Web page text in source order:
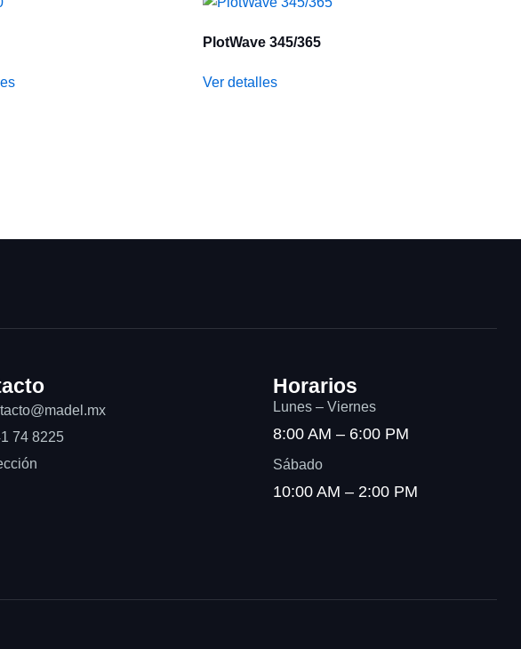
PlotWave 345/365
Ver detalles
74 8225
Horarios
Lunes – Viernes
8:00 AM – 6:00 PM
Sábado
10:00 AM – 2:00 PM